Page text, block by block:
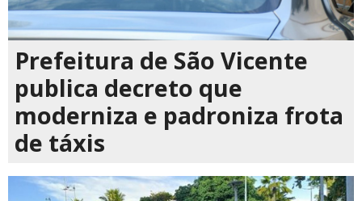
Prefeitura de São Vicente
publica decreto que
moderniza e padroniza frota
de táxis